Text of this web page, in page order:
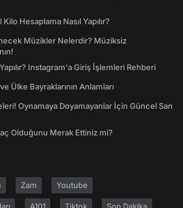
Hesaplama Nasıl Yapılır?
Müzikler Nelerdir? Müziksiz
Instagram'a Giriş İşlemleri Rehberi
Ülke Bayraklarının Anlamları
Oynamaya Doyamayanlar İçin Güncel San
Olduğunu Merak Ettiniz mi?
Zam Youtube